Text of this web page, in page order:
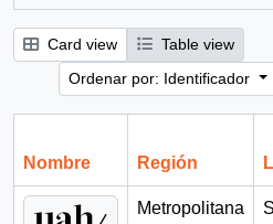
Card view
Table view
Ordenar por: Identificador
Nombre Región
Metropolitana